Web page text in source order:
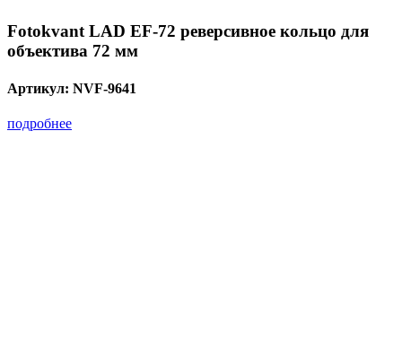
Fotokvant LAD EF-72 реверсивное кольцо для
объектива 72 мм
Артикул: NVF-9641
подробнее